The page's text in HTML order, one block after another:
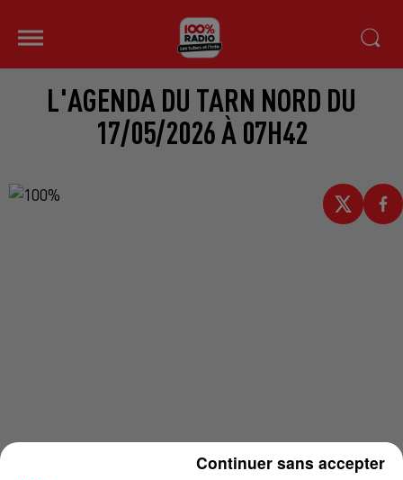
L'AGENDA DU TARN NORD DU
17/05/2026 À 07H42
Continuer sans accepter